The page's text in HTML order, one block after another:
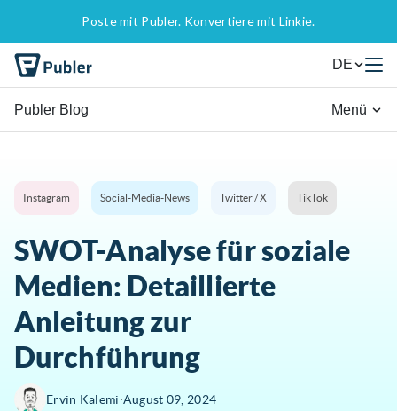
Poste mit Publer. Konvertiere mit Linkie.
DE
Publer Blog Menü
Instagram Social-Media-News Twitter / X TikTok
SWOT-Analyse für soziale
Medien: Detaillierte
Anleitung zur
Durchführung
Ervin Kalemi∙August 09, 2024